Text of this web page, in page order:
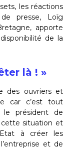
les réactions
presse, Loïg
apporte
de la
là ! »
des ouvriers et
car c’est tout
le président de
cette situation et
à créer les
et de